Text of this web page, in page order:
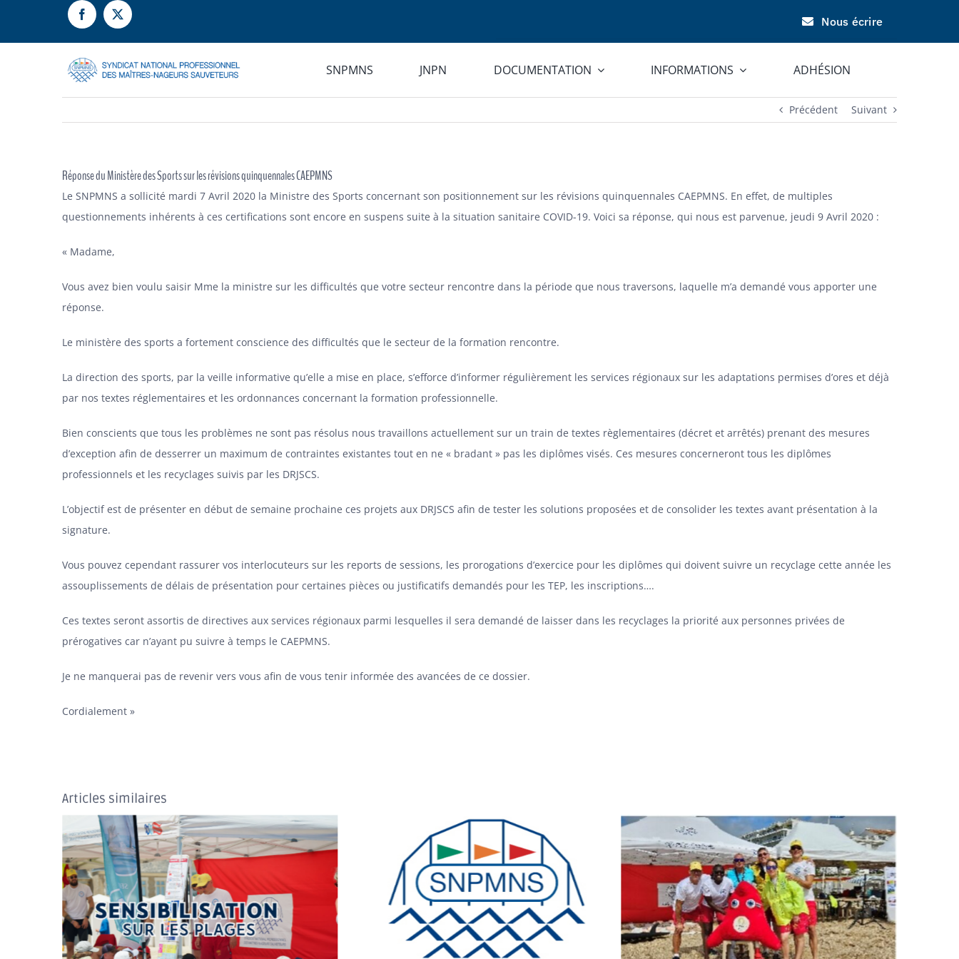
Nous écrire
SNPMNS JNPN DOCUMENTATION INFORMATIONS ADHÉSION
Précédent Suivant
Réponse du Ministère des Sports sur les révisions quinquennales CAEPMNS
Le SNPMNS a sollicité mardi 7 Avril 2020 la Ministre des Sports concernant son positionnement sur les révisions quinquennales CAEPMNS. En effet, de multiples
questionnements inhérents à ces certifications sont encore en suspens suite à la situation sanitaire COVID-19. Voici sa réponse, qui nous est parvenue, jeudi 9 Avril 2020 :
« Madame,
Vous avez bien voulu saisir Mme la ministre sur les difficultés que votre secteur rencontre dans la période que nous traversons, laquelle m’a demandé vous apporter une
réponse.
Le ministère des sports a fortement conscience des difficultés que le secteur de la formation rencontre.
La direction des sports, par la veille informative qu’elle a mise en place, s’efforce d’informer régulièrement les services régionaux sur les adaptations permises d’ores et déjà
par nos textes réglementaires et les ordonnances concernant la formation professionnelle.
Bien conscients que tous les problèmes ne sont pas résolus nous travaillons actuellement sur un train de textes règlementaires (décret et arrêtés) prenant des mesures
d’exception afin de desserrer un maximum de contraintes existantes tout en ne « bradant » pas les diplômes visés. Ces mesures concerneront tous les diplômes
professionnels et les recyclages suivis par les DRJSCS.
L’objectif est de présenter en début de semaine prochaine ces projets aux DRJSCS afin de tester les solutions proposées et de consolider les textes avant présentation à la
signature.
Vous pouvez cependant rassurer vos interlocuteurs sur les reports de sessions, les prorogations d’exercice pour les diplômes qui doivent suivre un recyclage cette année les
assouplissements de délais de présentation pour certaines pièces ou justificatifs demandés pour les TEP, les inscriptions….
Ces textes seront assortis de directives aux services régionaux parmi lesquelles il sera demandé de laisser dans les recyclages la priorité aux personnes privées de
prérogatives car n’ayant pu suivre à temps le CAEPMNS.
Je ne manquerai pas de revenir vers vous afin de vous tenir informée des avancées de ce dossier.
Cordialement »
Articles similaires